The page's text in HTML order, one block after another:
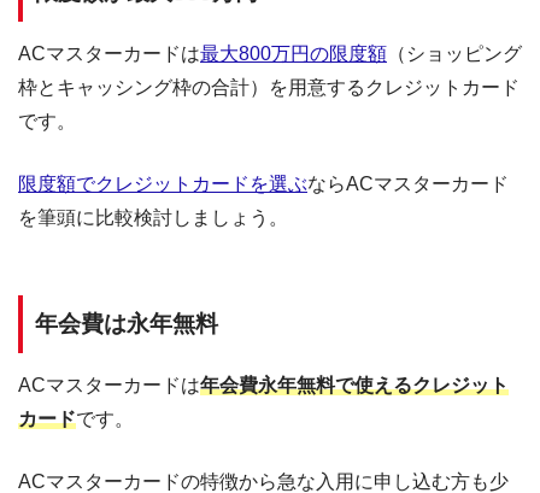
ACマスターカードは最大800万円の限度額 （ショッピング
枠とキャッシング枠の合計）を用意するクレジットカード
です。
限度額でクレジットカードを選ぶならACマスターカード
を筆頭に比較検討しましょう。
年会費は永年無料
ACマスターカードは年会費永年無料で使えるクレジット
カードです。
ACマスターカードの特徴から急な入用に申し込む方も少